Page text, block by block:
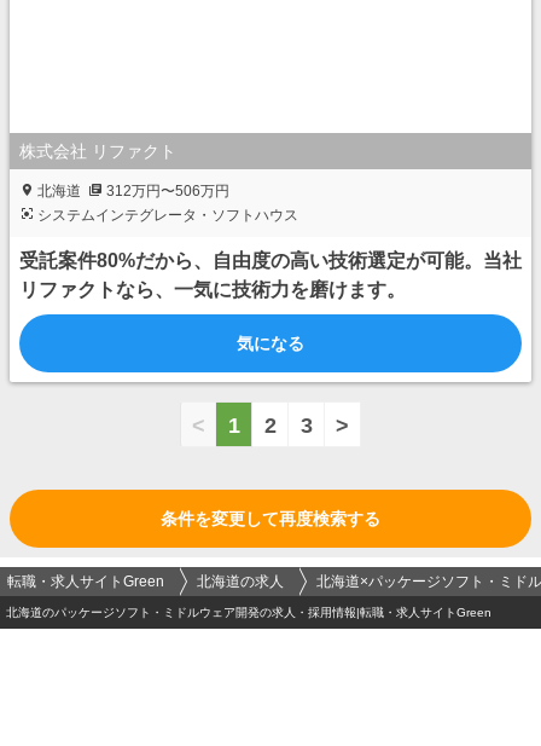
株式会社 リファクト
北海道
312万円〜506万円
システムインテグレータ・ソフトハウス
受託案件80%だから、自由度の高い技術選定が可能。当社
リファクトなら、一気に技術力を磨けます。
気になる
< 1 2 3 >
条件を変更して再度検索する
転職・求人サイトGreen 北海道の求人 北海道×パッケージソフト・ミド
北海道のパッケージソフト・ミドルウェア開発の求人・採用情報|転職・求人サイトGreen